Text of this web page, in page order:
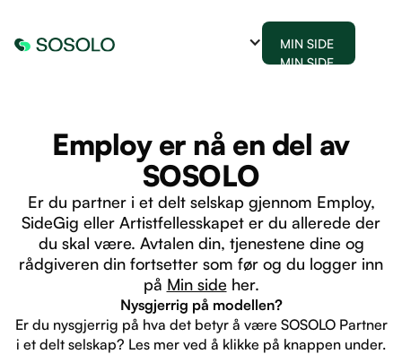
MIN SIDE
MIN SIDE
Employ er nå en del av
SOSOLO
Er du partner i et delt selskap gjennom Employ,
SideGig eller Artistfellesskapet er du allerede der
du skal være. Avtalen din, tjenestene dine og
rådgiveren din fortsetter som før og du logger inn
på Min side her.
Nysgjerrig på modellen?
Er du nysgjerrig på hva det betyr å være SOSOLO Partner
i et delt selskap? Les mer ved å klikke på knappen under.